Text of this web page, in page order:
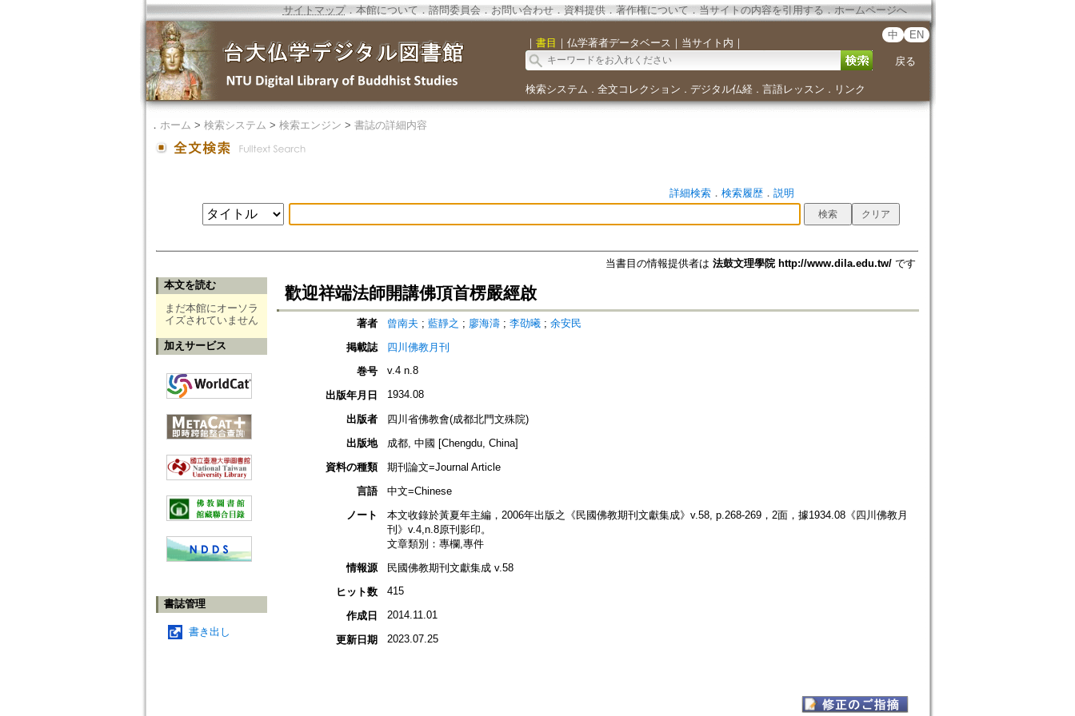
サイトマップ．本館について ． 諮問委員会． お問い合わせ． 資料提供． 著作権について．当サイトの内容を引用する ． ホームページへ
｜ 書目 ｜ 仏学著者データベース ｜ 当サイト内 ｜
中 EN
戻る
検索システム ． 全文コレクション ． デジタル仏経． 言語レッスン ． リンク
． ホーム > 検索システム > 検索エンジン > 書誌の詳細内容
詳細検索． 検索履歴． 説明
当書目の情報提供者は 法鼓文理學院 http://www.dila.edu.tw/です
本文を読む
まだ本館にオーソラ
イズされていません
加えサービス
書誌管理
書き出し
歡迎祥端法師開講佛頂首楞嚴經啟
著者 曾南夫 ; 藍靜之 ; 廖海濤; 李劭曦; 余安民
掲載誌
四川佛教月刊
巻号
v.4 n.8
出版年月日 1934.08
出版者
四川省佛教會(成都北門文殊院)
出版地
成都, 中國 [Chengdu, China]
資料の種類
期刊論文=Journal Article
言語
中文=Chinese
ノート
本文收錄於黃夏年主編，2006年出版之《民國佛教期刊文獻集成》v.58, p.268-269，2面，據1934.08《四川佛教月
刊》v.4,n.8原刊影印。
文章類別：專欄,專件
情報源
民國佛教期刊文獻集成 v.58
ヒット数
415
作成日 2014.11.01
更新日期 2023.07.25